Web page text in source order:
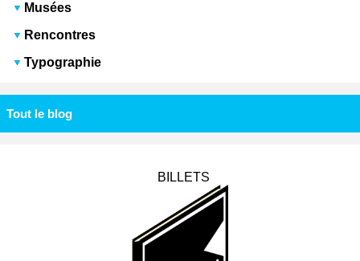
Musées
Rencontres
Typographie
Tout le blog
BILLETS